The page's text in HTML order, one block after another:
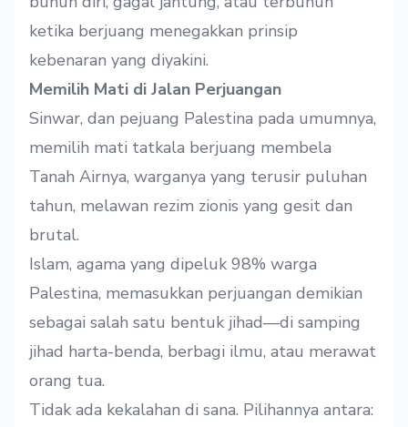
ketika berjuang menegakkan prinsip
kebenaran yang diyakini.
Memilih Mati di Jalan Perjuangan
Sinwar, dan pejuang Palestina pada umumnya,
memilih mati tatkala berjuang membela
Tanah Airnya, warganya yang terusir puluhan
tahun, melawan rezim zionis yang gesit dan
brutal.
Islam, agama yang dipeluk 98% warga
Palestina, memasukkan perjuangan demikian
sebagai salah satu bentuk jihad—di samping
jihad harta-benda, berbagi ilmu, atau merawat
orang tua.
Tidak ada kekalahan di sana. Pilihannya antara: